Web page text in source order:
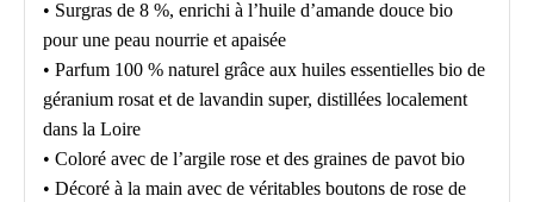
• Surgras de 8 %, enrichi à l’huile d’amande douce bio
pour une peau nourrie et apaisée
• Parfum 100 % naturel grâce aux huiles essentielles bio de
géranium rosat et de lavandin super, distillées localement
dans la Loire
• Coloré avec de l’argile rose et des graines de pavot bio
• Décoré à la main avec de véritables boutons de rose de